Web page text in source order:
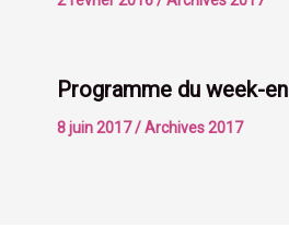
Programme du week-
8 juin 2017/Archives 2017